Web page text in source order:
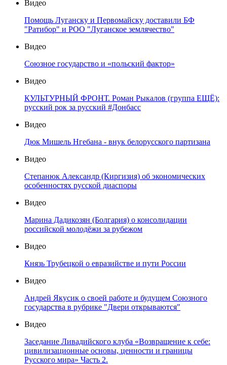
Видео
Помощь Луганску и Первомайску доставили БФ
"Ратибор" и РОО "Луганское землячество"
Видео
Союзное государство и «польский фактор»
Видео
КУЛЬТУРНЫЙ ФРОНТ. Роман Рыкалов (группа ЕЩЁ):
русский рок за русский #Донбасс
Видео
Дюк Мишель Нгебана - внук белорусского партизана
Видео
Степанюк Александр (Киргизия) об экономических
особенностях русской диаспоры
Видео
Марина Дадикозян (Болгария) о консолидации
российской молодёжи за рубежом
Видео
Князь Трубецкой о евразийстве и пути России
Видео
Андрей Якусик о своей работе и будущем Союзного
государства в рубрике "Двери открываются"
Видео
Заседание Ливадийского клуба «Возвращение к себе:
цивилизационные основы, ценности и границы
Русского мира» Часть 2.